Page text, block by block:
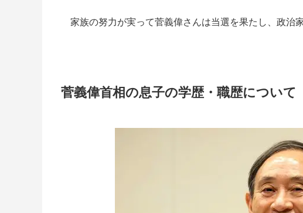
家族の努力が実って菅義偉さんは当選を果たし、政治
菅義偉首相の息子の学歴・職歴について